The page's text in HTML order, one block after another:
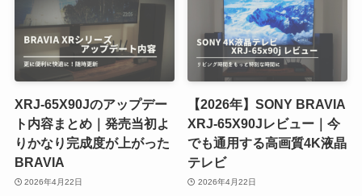
XRJ-65X90Jのアップデー
ト内容まとめ｜発売当初よ
りかなり完成度が上がった
BRAVIA
2026年4月22日
【2026年】SONY BRAVIA
XRJ-65X90Jレビュー｜今
でも通用する高画質4K液晶
テレビ
2026年4月22日